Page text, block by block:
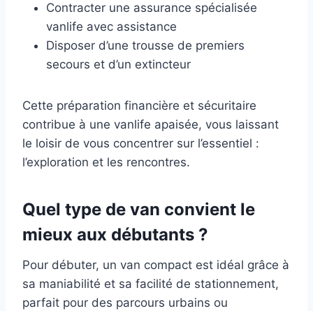
Contracter une assurance spécialisée
vanlife avec assistance
Disposer d’une trousse de premiers
secours et d’un extincteur
Cette préparation financière et sécuritaire
contribue à une vanlife apaisée, vous laissant
le loisir de vous concentrer sur l’essentiel :
l’exploration et les rencontres.
Quel type de van convient le
mieux aux débutants ?
Pour débuter, un van compact est idéal grâce à
sa maniabilité et sa facilité de stationnement,
parfait pour des parcours urbains ou